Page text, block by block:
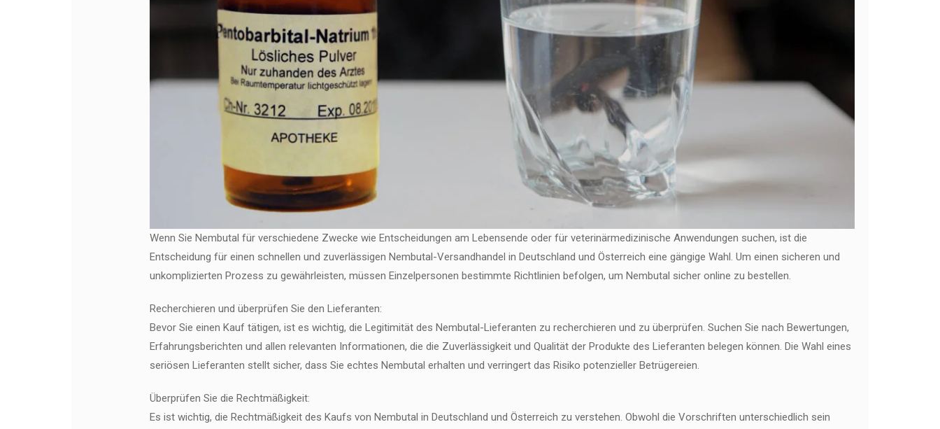
Wenn Sie Nembutal für verschiedene Zwecke wie Entscheidungen am Lebensende oder für veterinärmedizinische Anwendungen suchen, ist die
Entscheidung für einen schnellen und zuverlässigen Nembutal-Versandhandel in Deutschland und Österreich eine gängige Wahl. Um einen sicheren und
unkomplizierten Prozess zu gewährleisten, müssen Einzelpersonen bestimmte Richtlinien befolgen, um Nembutal sicher online zu bestellen.
Recherchieren und überprüfen Sie den Lieferanten:
Bevor Sie einen Kauf tätigen, ist es wichtig, die Legitimität des Nembutal-Lieferanten zu recherchieren und zu überprüfen. Suchen Sie nach Bewertungen,
Erfahrungsberichten und allen relevanten Informationen, die die Zuverlässigkeit und Qualität der Produkte des Lieferanten belegen können. Die Wahl eines
seriösen Lieferanten stellt sicher, dass Sie echtes Nembutal erhalten und verringert das Risiko potenzieller Betrügereien.
Überprüfen Sie die Rechtmäßigkeit:
Es ist wichtig, die Rechtmäßigkeit des Kaufs von Nembutal in Deutschland und Österreich zu verstehen. Obwohl die Vorschriften unterschiedlich sein